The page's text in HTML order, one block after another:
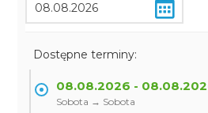
Dostępne terminy:
08.08.2026 -
Sobota → Sobota